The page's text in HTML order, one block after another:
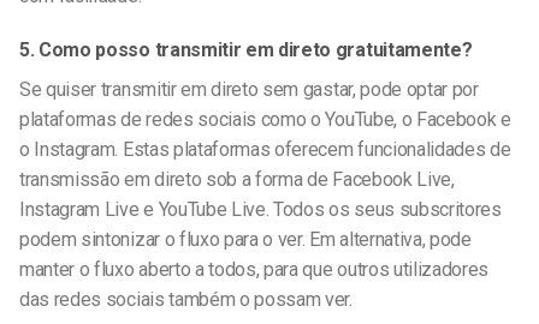
5. Como posso transmitir em direto gratuitamente?
Se quiser transmitir em direto sem gastar, pode optar por
plataformas de redes sociais como o YouTube, o Facebook e
o Instagram. Estas plataformas oferecem funcionalidades de
transmissão em direto sob a forma de Facebook Live,
Instagram Live e YouTube Live. Todos os seus subscritores
podem sintonizar o fluxo para o ver. Em alternativa, pode
manter o fluxo aberto a todos, para que outros utilizadores
das redes sociais também o possam ver.